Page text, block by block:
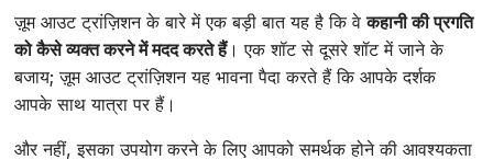
ज़ूम आउट ट्रांज़िशन के बारे में एक बड़ी बात यह है कि वेकहानी की प्रगति
को कैसे व्यक्त करने में मदद करते हैं। एक शॉट से दूसरे शॉट में जाने के
बजाय; ज़ूम आउट ट्रांज़िशन यह भावना पैदा करते हैं कि आपके दर्शक
आपके साथ यात्रा पर हैं।
और नहीं, इसका उपयोग करने के लिए आपको समर्थक होने की आवश्यकता